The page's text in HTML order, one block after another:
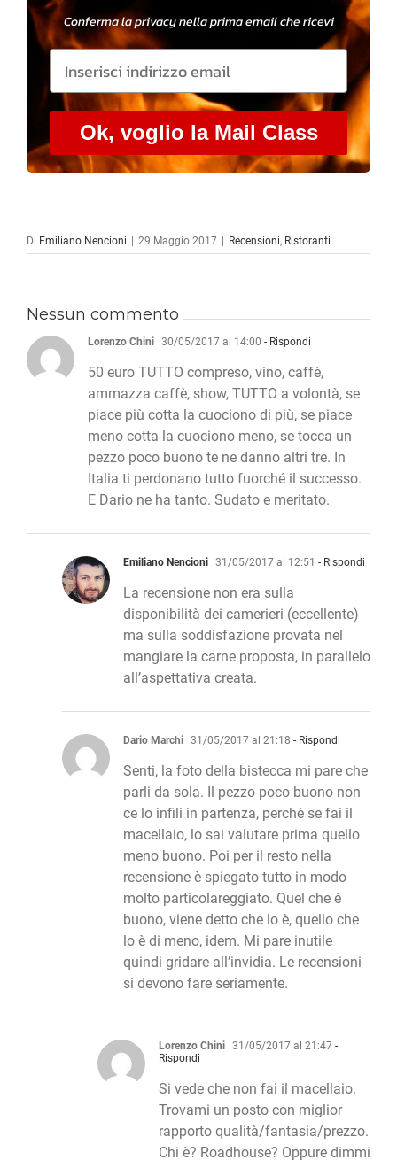
Conferma la privacy nella prima email che ricevi
Ok, voglio la Mail Class
Di Emiliano Nencioni 29 Maggio 2017 Recensioni, Ristoranti
Nessun commento
Lorenzo Chini 30/05/2017 al 14:00 - Rispondi
50 euro TUTTO compreso, vino, caffè,
ammazza caffè, show, TUTTO a volontà, se
piace più cotta la cuociono di più, se piace
meno cotta la cuociono meno, se tocca un
pezzo poco buono te ne danno altri tre. In
Italia ti perdonano tutto fuorché il successo.
E Dario ne ha tanto. Sudato e meritato.
Emiliano Nencioni 31/05/2017 al 12:51 - Rispondi
La recensione non era sulla
disponibilità dei camerieri (eccellente)
ma sulla soddisfazione provata nel
mangiare la carne proposta, in parallelo
all’aspettativa creata.
Dario Marchi 31/05/2017 al 21:18 - Rispondi
Senti, la foto della bistecca mi pare che
parli da sola. Il pezzo poco buono non
ce lo infili in partenza, perchè se fai il
macellaio, lo sai valutare prima quello
meno buono. Poi per il resto nella
recensione è spiegato tutto in modo
molto particolareggiato. Quel che è
buono, viene detto che lo è, quello che
lo è di meno, idem. Mi pare inutile
quindi gridare all’invidia. Le recensioni
si devono fare seriamente.
Lorenzo Chini 31/05/2017 al 21:47 -
Rispondi
Si vede che non fai il macellaio.
Trovami un posto con miglior
rapporto qualità/fantasia/prezzo.
Chi è? Roadhouse? Oppure dimmi